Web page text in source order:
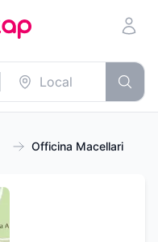
Officina Macellari